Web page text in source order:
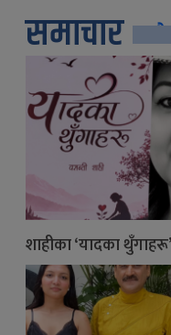
समाचार सबै
शाहीका ‘यादका